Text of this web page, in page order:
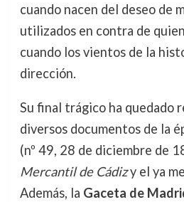
cuando nacen del deseo de
utilizados en contra de
cuando los vientos de la
dirección.
Su final trágico ha quedado
diversos documentos de la
(nº 49, 28 de diciembre de
Mercantil de Cádizy el ya
Además, la Gaceta de